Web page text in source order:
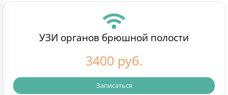
УЗИ органов брюшной полости
3400 руб.
Записаться